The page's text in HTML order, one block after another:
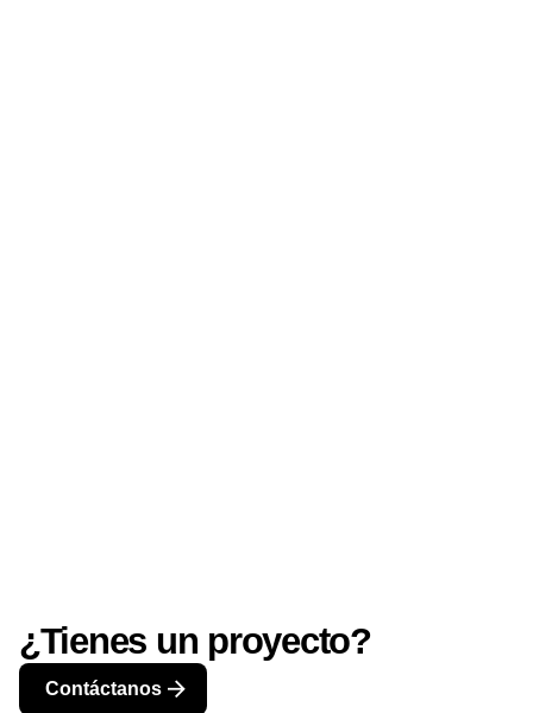
¿Tienes un proyecto?
Contáctanos